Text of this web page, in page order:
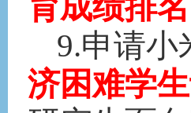
育成绩排
9.申请小
济困难学